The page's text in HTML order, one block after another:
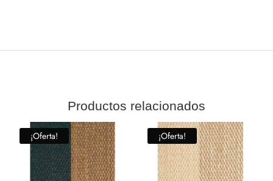
Productos relacionados
¡Oferta! ¡Oferta!